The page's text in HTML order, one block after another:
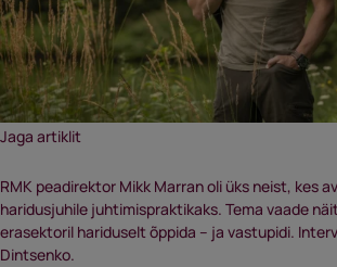
Jaga artiklit
RMK peadirektor Mikk Marran oli üks neist, kes
haridusjuhile juhtimispraktikaks. Tema vaade
erasektoril hariduselt õppida – ja vastupidi.
Dintsenko.